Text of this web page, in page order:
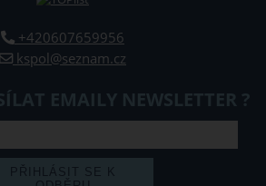
+420607659956
kspol@seznam.cz
EMAILY NEWSLETTER ?